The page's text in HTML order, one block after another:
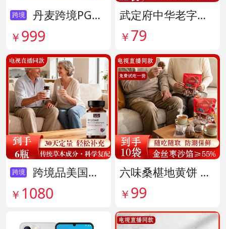
跨境
丹麦跨境PG结节消复合片 货号138605
￥ 999
武定府中华老字号酱香八宝菜超值组 货号142007
￥ 79
跨境
跨境品美国拜滋牛黄安神宝 货号141775
￥ 1080
六味桑椹地黄饼 货号142090
￥ 99